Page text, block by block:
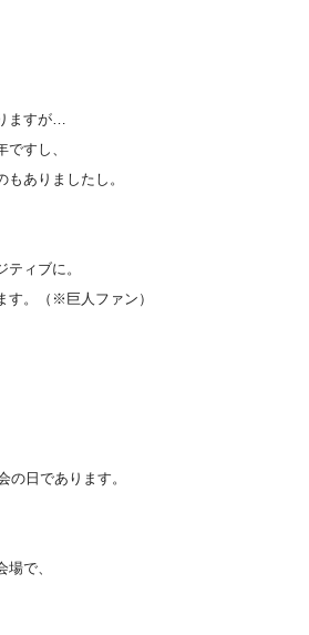
ますが…
すし、
ありましたし。
ィブに。
す。（※巨人ファン）
の日であります。
で、